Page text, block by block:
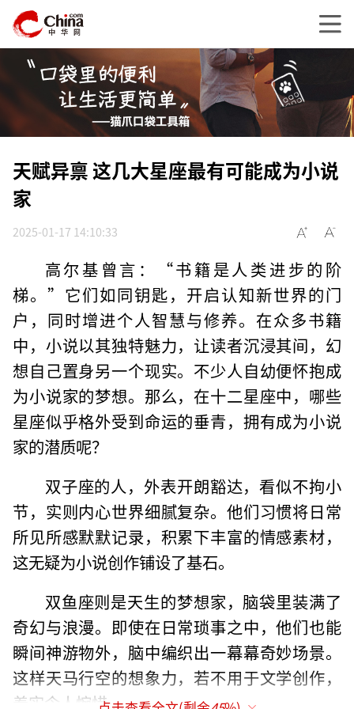
天赋异禀 这几大星座最有可能成为小说
家
2025-01-17 14:10:33
高尔基曾言：“书籍是人类进步的阶
梯。”它们如同钥匙，开启认知新世界的门
户，同时增进个人智慧与修养。在众多书籍
中，小说以其独特魅力，让读者沉浸其间，幻
想自己置身另一个现实。不少人自幼便怀抱成
为小说家的梦想。那么，在十二星座中，哪些
星座似乎格外受到命运的垂青，拥有成为小说
家的潜质呢？
双子座的人，外表开朗豁达，看似不拘小
节，实则内心世界细腻复杂。他们习惯将日常
所见所感默默记录，积累下丰富的情感素材，
这无疑为小说创作铺设了基石。
双鱼座则是天生的梦想家，脑袋里装满了
奇幻与浪漫。即使在日常琐事之中，他们也能
瞬间神游物外，脑中编织出一幕幕奇妙场景。
这样天马行空的想象力，若不用于文学创作，
着实令人惋惜。